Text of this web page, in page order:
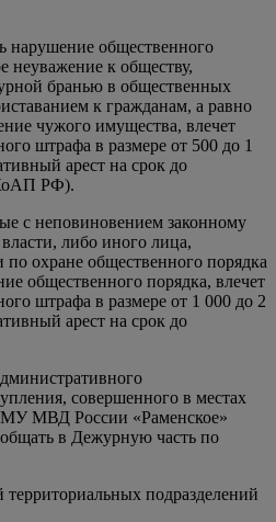
нарушение общественного
неуважение к обществу,
бранью в общественных
к гражданам, а равно
чужого имущества, влечет
штрафа в размере от 500 до 1
арест на срок до
РФ).
с неповиновением законному
либо иного лица,
охране общественного порядка
общественного порядка, влечет
штрафа в размере от 1 000 до 2
арест на срок до
совершенного в местах
МУ МВД России «Раменское»
в Дежурную часть по
подразделений